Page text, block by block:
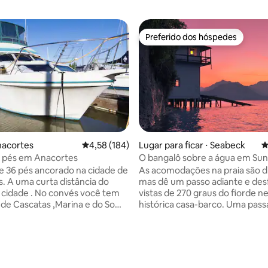
de 5, 64 avaliações
4,58 de uma avaliação média de 5, 184
4,58 (184)
pés em Anacortes
36 pés ancorado na cidade de
A uma curta distância do
você tem
Cascatas ,Marina e do Som.
Preferido dos hóspedes
Preferido dos hóspedes
Lugar para ficar ⋅ Seabeck
O bangalô sobre a água em
As acomodações na praia são
mas dê um passo adiante e
vistas de 270 graus do fiorde
histórica casa-barco. Uma